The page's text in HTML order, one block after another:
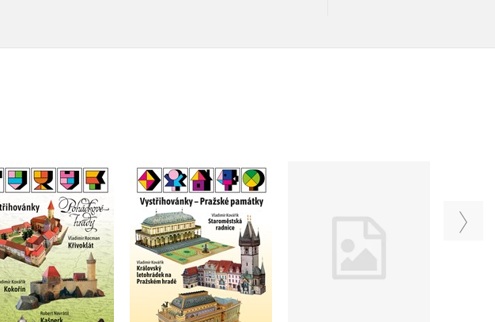
Vystřihovánky -
Pohádkové hrady
Robert Navrátil
,
Vladimír Kovářík
Vladimír Rocman
Vystřihovánky -
Pražské památky
Vladimír Kovářík Leoš Špachta